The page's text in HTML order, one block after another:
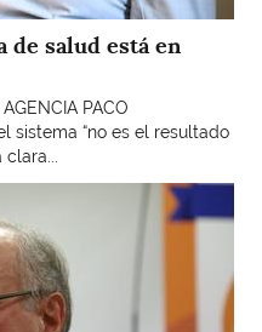
de salud está en
PACO
sistema “no es el resultado